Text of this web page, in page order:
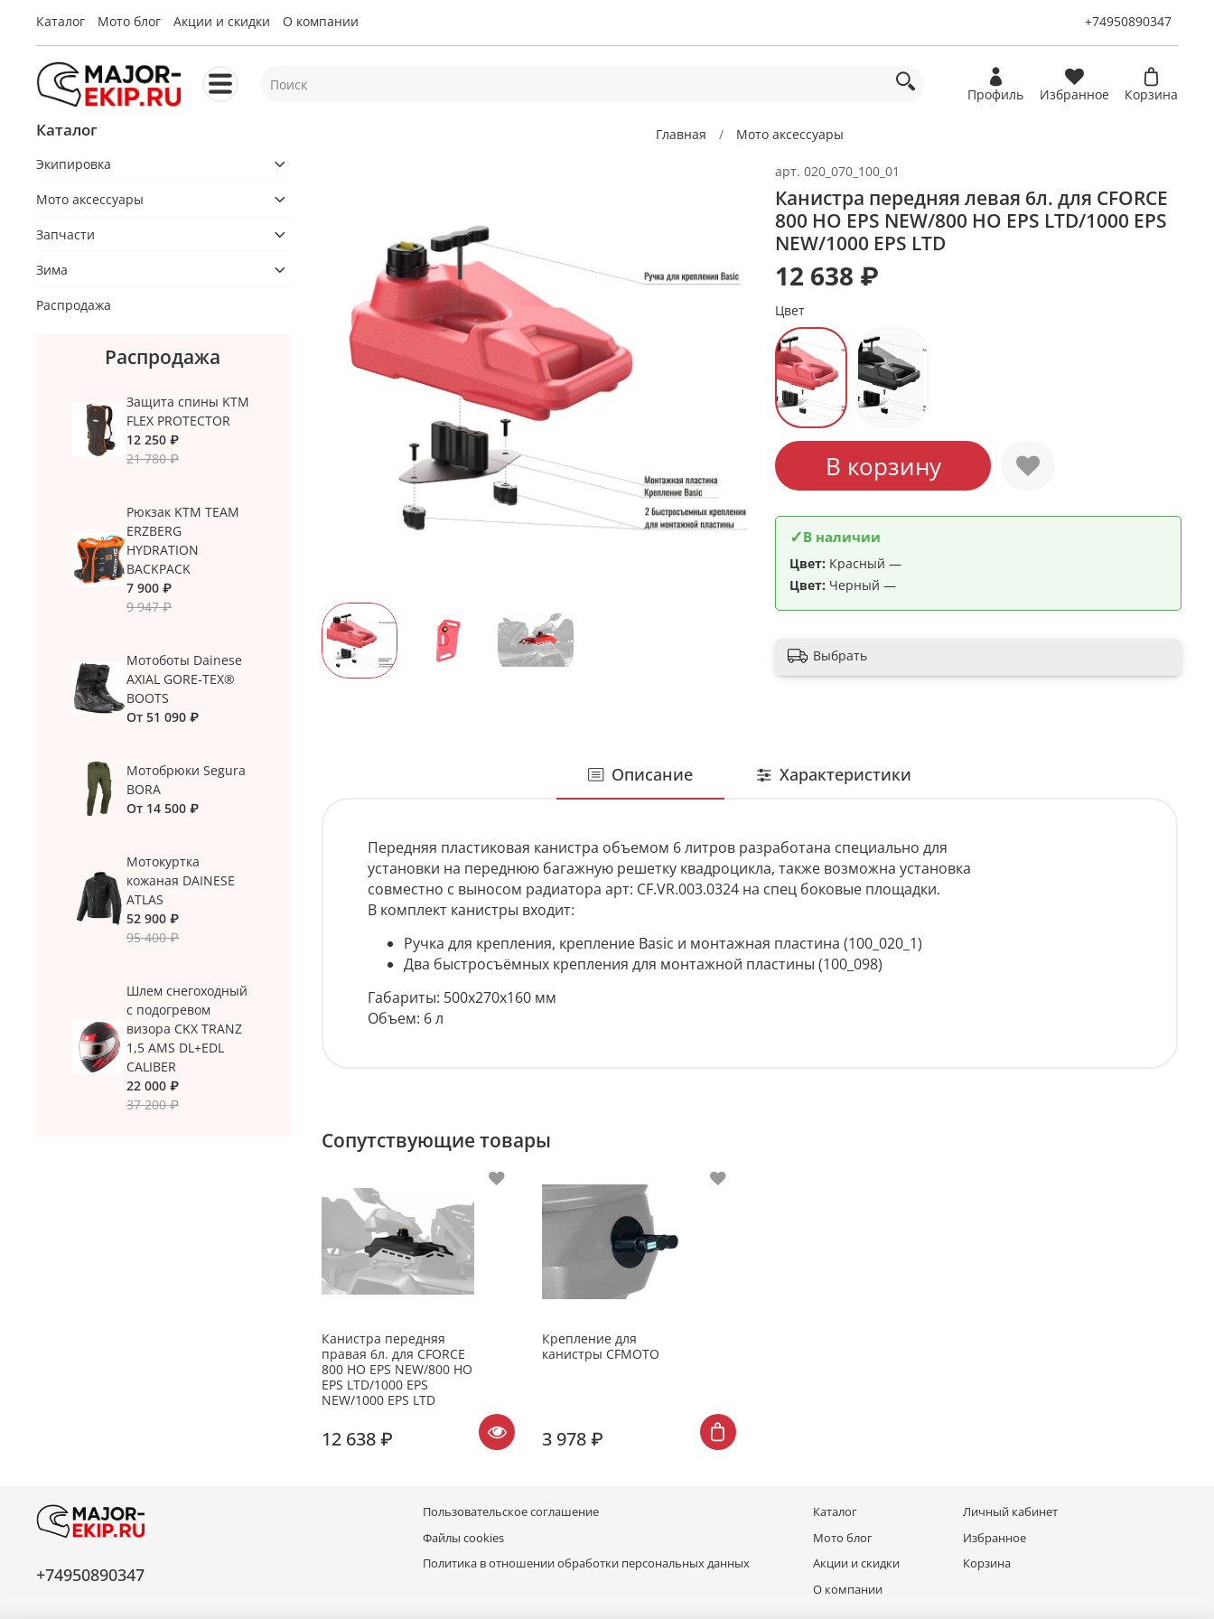
Каталог Мото блог Акции и скидки О компании +74950890347
Профиль Избранное Корзина
Главная Мото аксессуары
арт. 020_070_100_01
Канистра передняя левая 6л. для CFORCE
800 HO EPS NEW/800 HO EPS LTD/1000 EPS
NEW/1000 EPS LTD
12 638 ₽
В корзину
Цвет
✓В наличии
Цвет: Красный —
Цвет: Черный —
Выбрать
Описание Характеристики
Передняя пластиковая канистра объемом 6 литров разработана специально для
установки на переднюю багажную решетку квадроцикла, также возможна установка
совместно с выносом радиатора арт: CF.VR.003.0324 на спец боковые площадки.
В комплект канистры входит:
Ручка для крепления, крепление Basic и монтажная пластина (100_020_1)
Два быстросъёмных крепления для монтажной пластины (100_098)
Габариты: 500х270х160 мм
Объем: 6 л
Сопутствующие товары
Канистра передняя
правая 6л. для CFORCE
800 HO EPS NEW/800 HO
EPS LTD/1000 EPS
NEW/1000 EPS LTD
12 638 ₽
Крепление для
канистры CFMOTO
3 978 ₽
Каталог
Экипировка
Мото аксессуары
Запчасти
Зима
Распродажа
Распродажа
Защита спины KTM
FLEX PROTECTOR
12 250 ₽
21 780 ₽
Рюкзак KTM TEAM
ERZBERG
HYDRATION
BACKPACK
7 900 ₽
9 947 ₽
Мотоботы Dainese
AXIAL GORE-TEX®
BOOTS
От 51 090 ₽
Мотобрюки Segura
BORA
От 14 500 ₽
Мотокуртка
кожаная DAINESE
ATLAS
52 900 ₽
95 400 ₽
Шлем снегоходный
с подогревом
визора CKX TRANZ
1,5 AMS DL+EDL
CALIBER
22 000 ₽
37 200 ₽
Пользовательское соглашение
Файлы cookies
Политика в отношении обработки персональных данных
Каталог
Мото блог
Акции и скидки
О компании
Личный кабинет
Избранное
Корзина
+74950890347